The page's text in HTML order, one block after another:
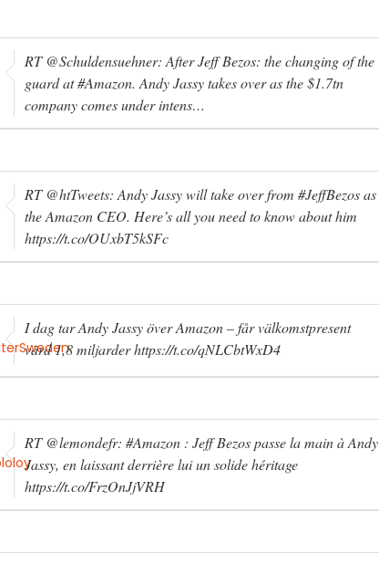
RT @Schuldensuehner: After Jeff Bezos: the changing of the
guard at #Amazon. Andy Jassy takes over as the $1.7tn
company comes under intens…
RT @htTweets: Andy Jassy will take over from #JeffBezos as
the Amazon CEO. Here’s all you need to know about him
https://t.co/OUxbT5kSFc
I dag tar Andy Jassy över Amazon – får välkomstpresent
värd 1,8 miljarder https://t.co/qNLCbtWxD4
RT @lemondefr: #Amazon : Jeff Bezos passe la main à Andy
Jassy, en laissant derrière lui un solide héritage
https://t.co/FrzOnJjVRH